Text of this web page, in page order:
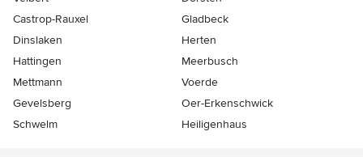
Castrop-Rauxel
Gladbeck
Dinslaken
Herten
Hattingen
Meerbusch
Mettmann
Voerde
Gevelsberg
Oer-Erkenschwick
Schwelm
Heiligenhaus